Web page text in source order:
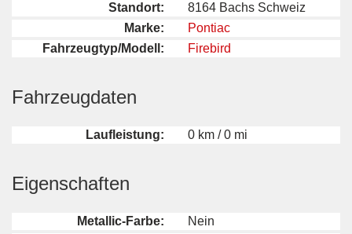
Standort:
8164 Bachs Schweiz
Marke:
Pontiac
Fahrzeugtyp/Modell:
Firebird
Fahrzeugdaten
Laufleistung: 0 km / 0 mi
Eigenschaften
Metallic-Farbe:
Nein